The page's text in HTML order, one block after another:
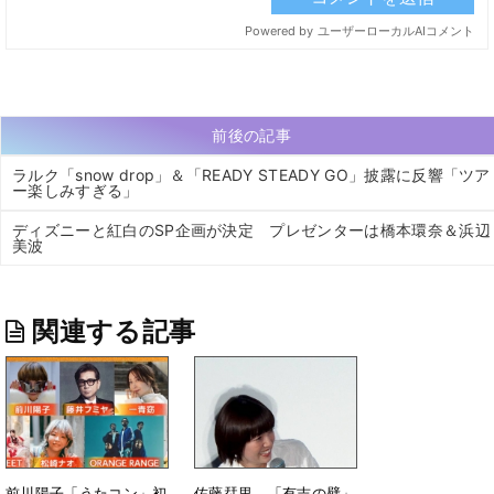
前後の記事
ラルク「snow drop」＆「READY STEADY GO」披露に反響「ツア
ー楽しみすぎる」
ディズニーと紅白のSP企画が決定 プレゼンターは橋本環奈＆浜辺
美波
関連する記事